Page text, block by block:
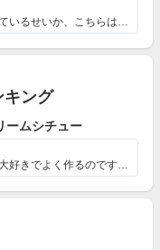
サドンデス・ジョロキアを食べているせいか、こちらは優し...
キング
ームシチュー
クリームシチュー、家族みんな大好きでよく作るのですが、...